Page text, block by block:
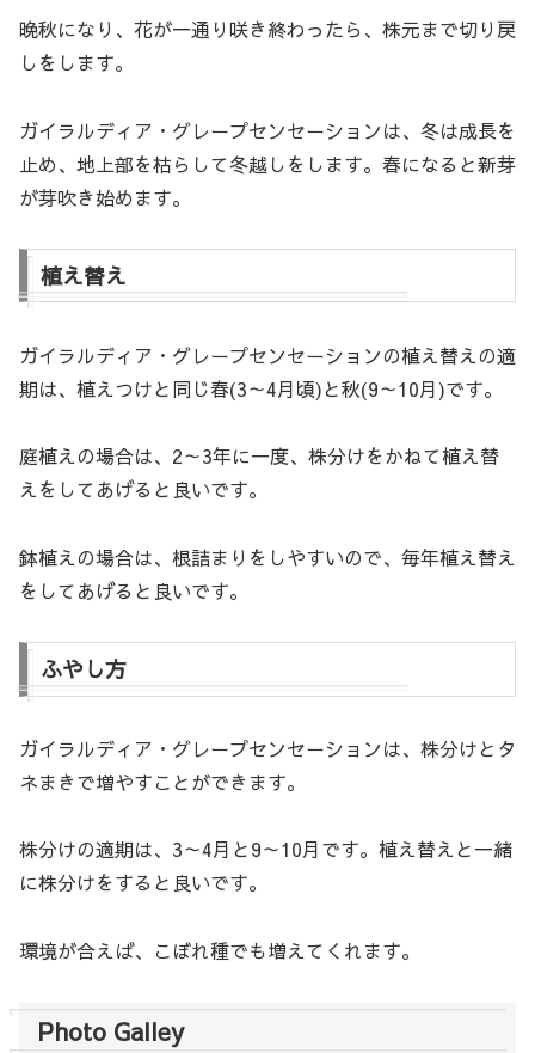
晩秋になり、花が一通り咲き終わったら、株元まで切り戻
しをします。
ガイラルディア・グレープセンセーションは、冬は成長を
止め、地上部を枯らして冬越しをします。春になると新芽
が芽吹き始めます。
植え替え
ガイラルディア・グレープセンセーションの植え替えの適
期は、植えつけと同じ春(3～4月頃)と秋(9～10月)です。
庭植えの場合は、2～3年に一度、株分けをかねて植え替
えをしてあげると良いです。
鉢植えの場合は、根詰まりをしやすいので、毎年植え替え
をしてあげると良いです。
ふやし方
ガイラルディア・グレープセンセーションは、株分けとタ
ネまきで増やすことができます。
株分けの適期は、3～4月と9～10月です。植え替えと一緒
に株分けをすると良いです。
環境が合えば、こぼれ種でも増えてくれます。
Photo Galley